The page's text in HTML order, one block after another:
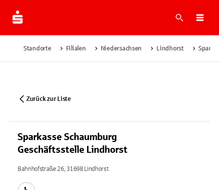
Suche
Standorte Filialen Niedersachsen Lindhorst
Zurück zur Liste
Sparkasse Schaumburg
Geschäftsstelle Lindhorst
Bahnhofstraße 26, 31698 Lindhorst